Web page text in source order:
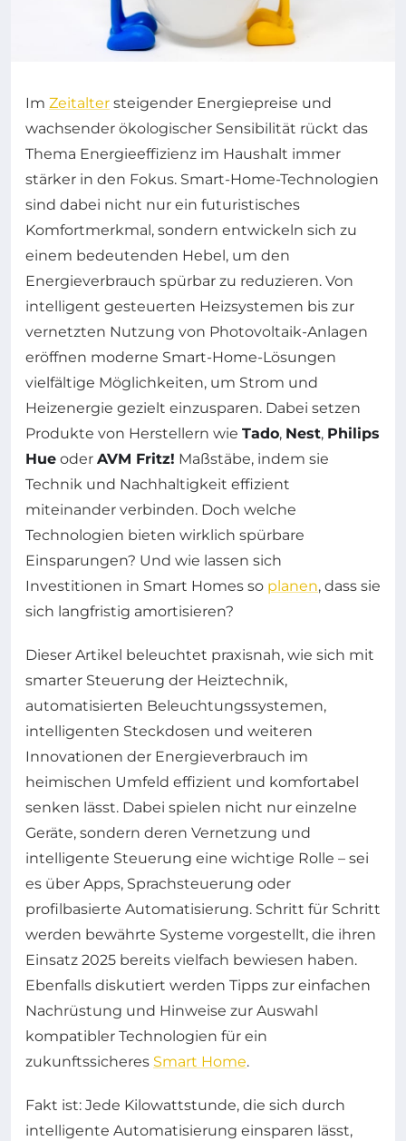
Im Zeitalter steigender Energiepreise und
wachsender ökologischer Sensibilität rückt das
Thema Energieeffizienz im Haushalt immer
stärker in den Fokus. Smart-Home-Technologien
sind dabei nicht nur ein futuristisches
Komfortmerkmal, sondern entwickeln sich zu
einem bedeutenden Hebel, um den
Energieverbrauch spürbar zu reduzieren. Von
intelligent gesteuerten Heizsystemen bis zur
vernetzten Nutzung von Photovoltaik-Anlagen
eröffnen moderne Smart-Home-Lösungen
vielfältige Möglichkeiten, um Strom und
Heizenergie gezielt einzusparen. Dabei setzen
Produkte von Herstellern wie Tado, Nest, Philips
Hue oder AVM Fritz! Maßstäbe, indem sie
Technik und Nachhaltigkeit effizient
miteinander verbinden. Doch welche
Technologien bieten wirklich spürbare
Einsparungen? Und wie lassen sich
Investitionen in Smart Homes so planen, dass sie
sich langfristig amortisieren?
Dieser Artikel beleuchtet praxisnah, wie sich mit
smarter Steuerung der Heiztechnik,
automatisierten Beleuchtungssystemen,
intelligenten Steckdosen und weiteren
Innovationen der Energieverbrauch im
heimischen Umfeld effizient und komfortabel
senken lässt. Dabei spielen nicht nur einzelne
Geräte, sondern deren Vernetzung und
intelligente Steuerung eine wichtige Rolle – sei
es über Apps, Sprachsteuerung oder
profilbasierte Automatisierung. Schritt für Schritt
werden bewährte Systeme vorgestellt, die ihren
Einsatz 2025 bereits vielfach bewiesen haben.
Ebenfalls diskutiert werden Tipps zur einfachen
Nachrüstung und Hinweise zur Auswahl
kompatibler Technologien für ein
zukunftssicheres Smart Home.
Fakt ist: Jede Kilowattstunde, die sich durch
intelligente Automatisierung einsparen lässt,